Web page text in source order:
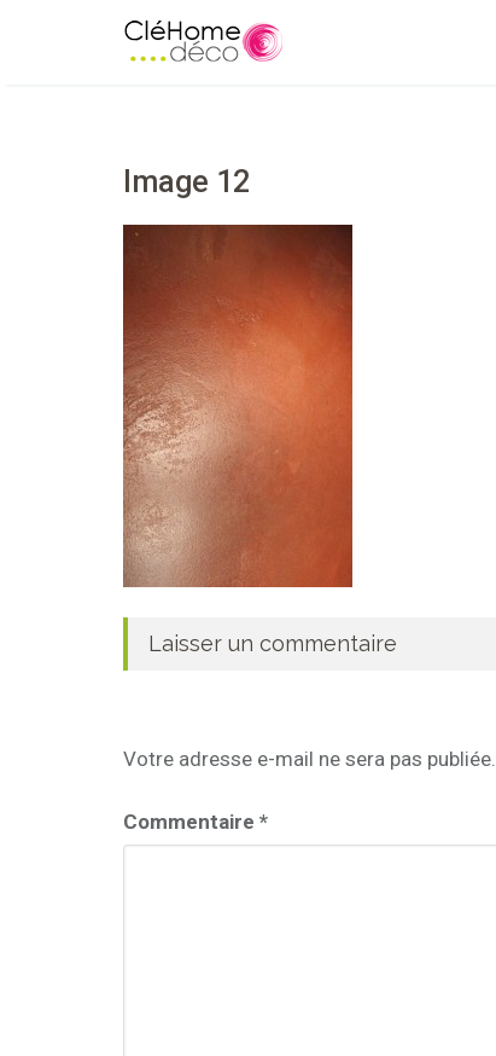
Image 12
Laisser un commentaire
Votre adresse e-mail ne sera pas publiée.
Commentaire *